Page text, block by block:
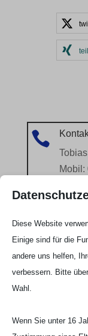

Mobil:
Diese Website
Einige sind für die
andere uns helfen,
verbessern. Bitte
Wahl.
Wenn Sie unter 16